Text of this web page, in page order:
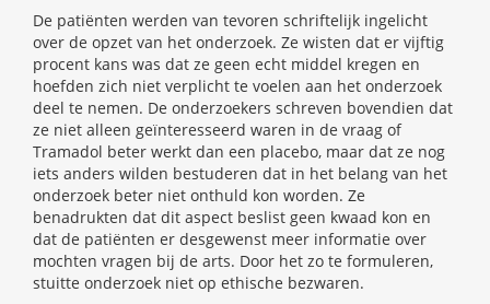
De patiënten werden van tevoren schriftelijk ingelicht
over de opzet van het onderzoek. Ze wisten dat er vijftig
procent kans was dat ze geen echt middel kregen en
hoefden zich niet verplicht te voelen aan het onderzoek
deel te nemen. De onderzoekers schreven bovendien dat
ze niet alleen geïnteresseerd waren in de vraag of
Tramadol beter werkt dan een placebo, maar dat ze nog
iets anders wilden bestuderen dat in het belang van het
onderzoek beter niet onthuld kon worden. Ze
benadrukten dat dit aspect beslist geen kwaad kon en
dat de patiënten er desgewenst meer informatie over
mochten vragen bij de arts. Door het zo te formuleren,
stuitte onderzoek niet op ethische bezwaren.